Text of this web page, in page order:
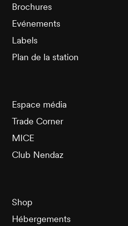
Brochures
Evénements
Labels
Plan de la station
Espace média
Trade Corner
MICE
Club Nendaz
Shop
Hébergements